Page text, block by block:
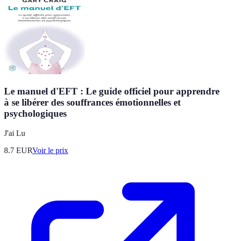
Le manuel d'EFT : Le guide officiel pour apprendre
à se libérer des souffrances émotionnelles et
psychologiques
J'ai Lu
8.7 EURVoir le prix